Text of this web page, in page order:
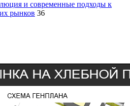
и современные подходы к
рынков 36